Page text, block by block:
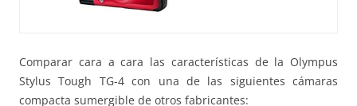
Comparar cara a cara las características de la Olympus
Stylus Tough TG-4 con una de las siguientes cámaras
compacta sumergible de otros fabricantes: